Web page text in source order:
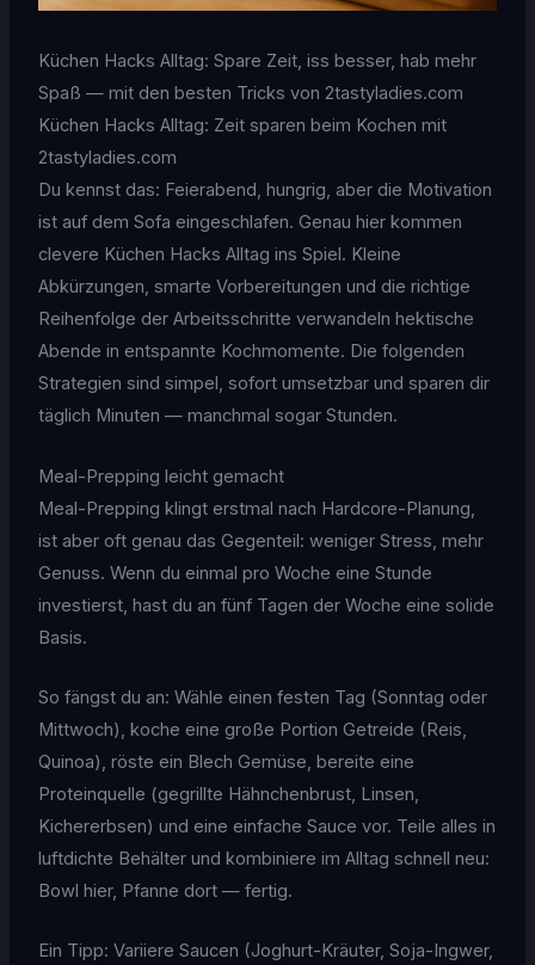
Küchen Hacks Alltag: Spare Zeit, iss besser, hab mehr
Spaß — mit den besten Tricks von 2tastyladies.com
Küchen Hacks Alltag: Zeit sparen beim Kochen mit
2tastyladies.com
Du kennst das: Feierabend, hungrig, aber die Motivation
ist auf dem Sofa eingeschlafen. Genau hier kommen
clevere Küchen Hacks Alltag ins Spiel. Kleine
Abkürzungen, smarte Vorbereitungen und die richtige
Reihenfolge der Arbeitsschritte verwandeln hektische
Abende in entspannte Kochmomente. Die folgenden
Strategien sind simpel, sofort umsetzbar und sparen dir
täglich Minuten — manchmal sogar Stunden.
Meal-Prepping leicht gemacht
Meal-Prepping klingt erstmal nach Hardcore-Planung,
ist aber oft genau das Gegenteil: weniger Stress, mehr
Genuss. Wenn du einmal pro Woche eine Stunde
investierst, hast du an fünf Tagen der Woche eine solide
Basis.
So fängst du an: Wähle einen festen Tag (Sonntag oder
Mittwoch), koche eine große Portion Getreide (Reis,
Quinoa), röste ein Blech Gemüse, bereite eine
Proteinquelle (gegrillte Hähnchenbrust, Linsen,
Kichererbsen) und eine einfache Sauce vor. Teile alles in
luftdichte Behälter und kombiniere im Alltag schnell neu:
Bowl hier, Pfanne dort — fertig.
Ein Tipp: Variiere Saucen (Joghurt-Kräuter, Soja-Ingwer,